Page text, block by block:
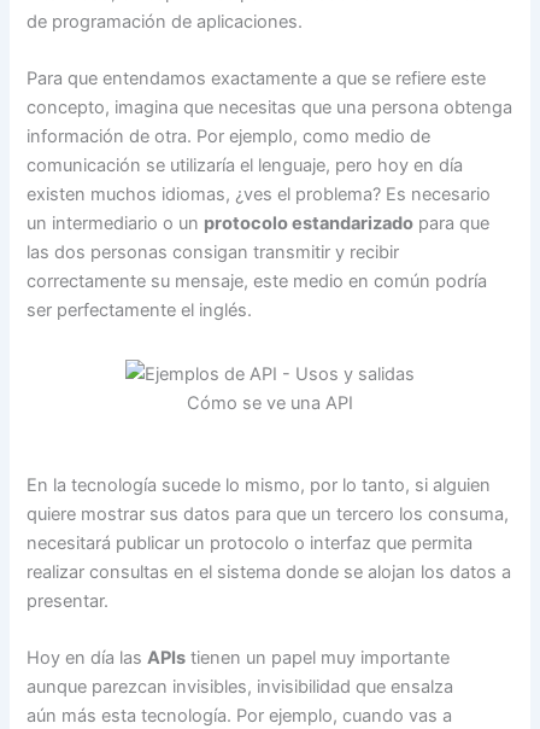
de programación de aplicaciones.
Para que entendamos exactamente a que se refiere este
concepto, imagina que necesitas que una persona obtenga
información de otra. Por ejemplo, como medio de
comunicación se utilizaría el lenguaje, pero hoy en día
existen muchos idiomas, ¿ves el problema? Es necesario
un intermediario o un protocolo estandarizado para que
las dos personas consigan transmitir y recibir
correctamente su mensaje, este medio en común podría
ser perfectamente el inglés.
Cómo se ve una API
En la tecnología sucede lo mismo, por lo tanto, si alguien
quiere mostrar sus datos para que un tercero los consuma,
necesitará publicar un protocolo o interfaz que permita
realizar consultas en el sistema donde se alojan los datos a
presentar.
Hoy en día lasAPIs tienen un papel muy importante
aunque parezcan invisibles, invisibilidad que ensalza
aún más esta tecnología. Por ejemplo, cuando vas a